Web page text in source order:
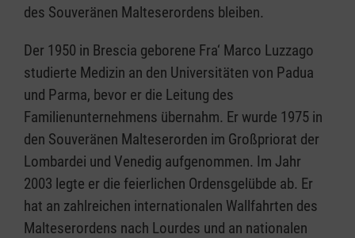
des Souveränen Malteserordens bleiben.
Der 1950 in Brescia geborene Fra‘ Marco Luzzago
studierte Medizin an den Universitäten von Padua
und Parma, bevor er die Leitung des
Familienunternehmens übernahm. Er wurde 1975 in
den Souveränen Malteserorden im Großpriorat der
Lombardei und Venedig aufgenommen. Im Jahr
2003 legte er die feierlichen Ordensgelübde ab. Er
hat an zahlreichen internationalen Wallfahrten des
Malteserordens nach Lourdes und an nationalen